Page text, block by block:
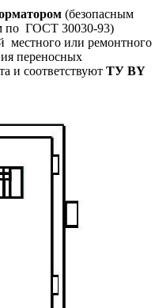
(безопасным
по ГОСТ 30030-93)
местного или ремонтного
переносных
и соответствуют ТУ BY